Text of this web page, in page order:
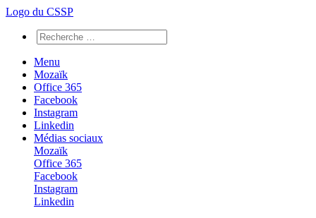
Logo du CSSP
Menu
Mozaïk
Office 365
Facebook
Instagram
Linkedin
Médias sociaux
Mozaïk
Office 365
Facebook
Instagram
Linkedin